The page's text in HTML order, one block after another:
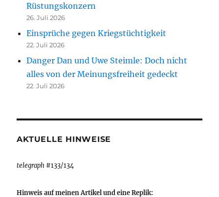
Rüstungskonzern
26. Juli 2026
Einsprüche gegen Kriegstüchtigkeit
22. Juli 2026
Danger Dan und Uwe Steimle: Doch nicht
alles von der Meinungsfreiheit gedeckt
22. Juli 2026
AKTUELLE HINWEISE
telegraph #133/134
Hinweis auf meinen Artikel und eine Replik: